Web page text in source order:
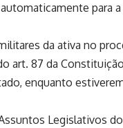
para
da ativa no
art. 87 da
enquanto
Legislativos